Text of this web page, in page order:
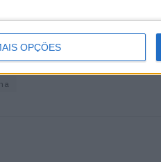
OPÇÕES
do Mundo de
de testes, a participação